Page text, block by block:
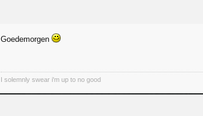
Goedemorgen
I solemnly swear i'm up to no good